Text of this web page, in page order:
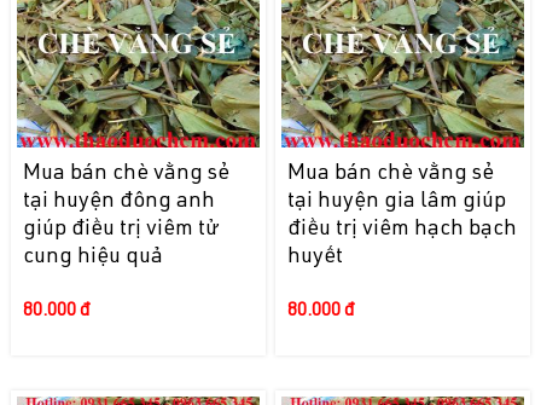
Mua bán chè vằng sẻ
tại huyện đông anh
giúp điều trị viêm tử
cung hiệu quả
80.000 đ
Mua bán chè vằng sẻ
tại huyện gia lâm giúp
điều trị viêm hạch bạch
huyết
80.000 đ